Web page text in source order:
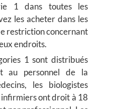
1 dans toutes les
les acheter dans les
restriction concernant
endroits.
1 sont distribués
au personnel de la
les biologistes
ont droit à 18